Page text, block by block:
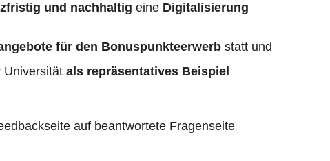
und nachhaltig eine Digitalisierung
für den Bonuspunkteerwerbstatt und
Universität als repräsentatives Beispiel
auf beantwortete Fragenseite